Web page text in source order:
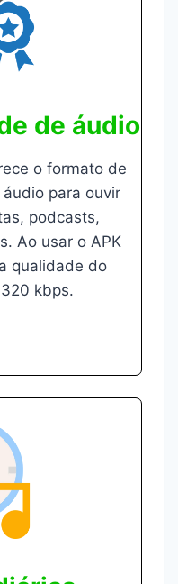
de áudio
o formato de
para ouvir
podcasts,
Ao usar o APK
qualidade do
kbps.